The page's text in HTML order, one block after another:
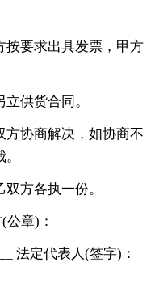
按要求出具发票，甲方
供货合同。
方协商解决，如协商不
方各执一份。
章)：_________
法定代表人(签字)：